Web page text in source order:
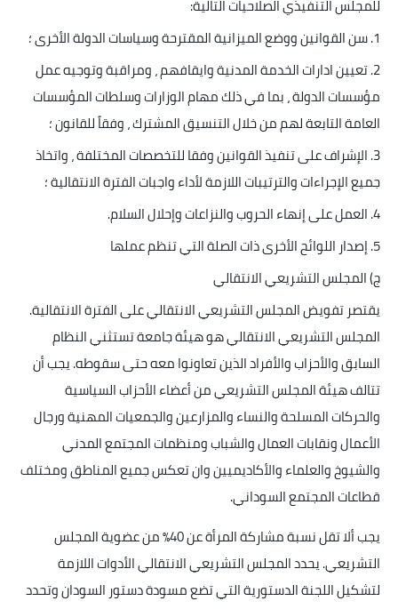
للمجلس التنفيذي الصلاحيات التالية:
1. سن القوانين ووضع الميزانية المقترحة وسياسات الدولة الأخرى ؛
2. تعيين ادارات الخدمة المدنية وايقافهم ، ومراقبة وتوجيه عمل
مؤسسات الدولة ، بما في ذلك مهام الوزارات وسلطات المؤسسات
العامة التابعة لهم من خلال التنسيق المشترك ، وفقاً للقانون ؛
3. الإشراف على تنفيذ القوانين وفقا للتخصصات المختلفة ، واتخاذ
جميع الإجراءات والترتيبات اللازمة لأداء واجبات الفترة الانتقالية ؛
4. العمل على إنهاء الحروب والنزاعات وإحلال السلام.
5. إصدار اللوائح الأخرى ذات الصلة التي تنظم عملها
ج) المجلس التشريعي الانتقالي
يقتصر تفويض المجلس التشريعي الانتقالي على الفترة الانتقالية.
المجلس التشريعي الانتقالي هو هيئة جامعة تستثني النظام
السابق والأحزاب والأفراد الذين تعاونوا معه حتى سقوطه. يجب أن
تتالف هيئة المجلس التشريعي من أعضاء الأحزاب السياسية
والحركات المسلحة والنساء والمزارعين والجمعيات المهنية ورجال
الأعمال ونقابات العمال والشباب ومنظمات المجتمع المدني
والشيوخ والعلماء والأكاديميين وان تعكس جميع المناطق ومختلف
قطاعات المجتمع السوداني.
يجب ألا تقل نسبة مشاركة المرأة عن 40٪ من عضوية المجلس
التشريعي. يحدد المجلس التشريعي الانتقالي الأدوات اللازمة
لتشكيل اللجنة الدستورية التي تضع مسودة دستور السودان وتحدد